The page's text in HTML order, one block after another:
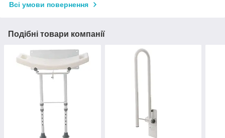
Всі умови повернення
Подібні товари компанії